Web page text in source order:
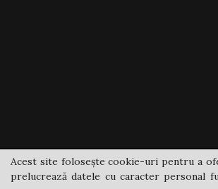
Acest site folosește cookie-uri pentru a
prelucrează datele cu caracter